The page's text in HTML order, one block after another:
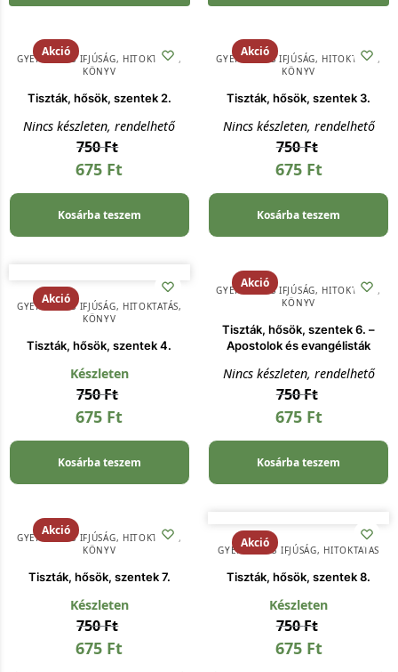
Akció
GYERMEK ÉS IFJÚSÁG, HITOKTATÁS ,
KÖNYV
Tiszták, hősök, szentek 2.
Nincs készleten, rendelhető
750Ft
675 Ft
Kosárba teszem
Akció
GYERMEK ÉS IFJÚSÁG, HITOKTATÁS ,
KÖNYV
Tiszták, hősök, szentek 3.
Nincs készleten, rendelhető
750Ft
675 Ft
Kosárba teszem
Akció
GYERMEK ÉS IFJÚSÁG, HITOKTATÁS,
KÖNYV
Tiszták, hősök, szentek 4.
Készleten
750Ft
675 Ft
Kosárba teszem
Akció
GYERMEK ÉS IFJÚSÁG, HITOKTATÁS ,
KÖNYV
Tiszták, hősök, szentek 6. –
Apostolok és evangélisták
Nincs készleten, rendelhető
750Ft
675 Ft
Kosárba teszem
Akció
GYERMEK ÉS IFJÚSÁG, HITOKTATÁS ,
KÖNYV
Tiszták, hősök, szentek 7.
Készleten
750Ft
675 Ft
Akció
GYERMEK ÉS IFJÚSÁG, HITOKTATÁS
Tiszták, hősök, szentek 8.
Készleten
750Ft
675 Ft